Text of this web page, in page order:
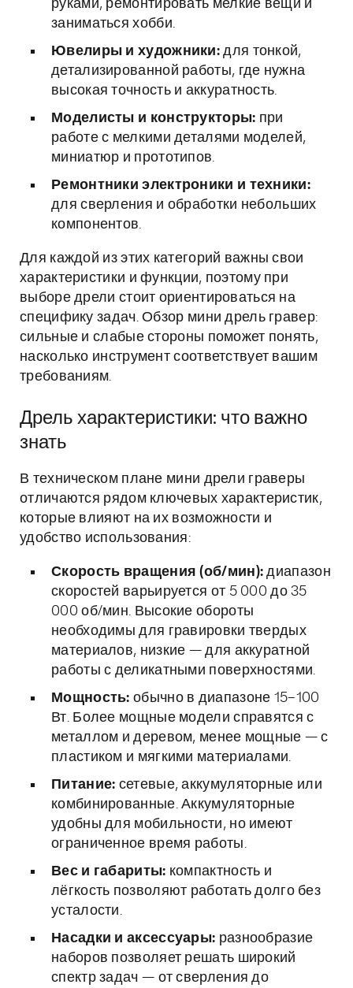
руками, ремонтировать мелкие вещи и
заниматься хобби.
Ювелиры и художники: для тонкой,
детализированной работы, где нужна
высокая точность и аккуратность.
Моделисты и конструкторы: при
работе с мелкими деталями моделей,
миниатюр и прототипов.
Ремонтники электроники и техники:
для сверления и обработки небольших
компонентов.
Для каждой из этих категорий важны свои
характеристики и функции, поэтому при
выборе дрели стоит ориентироваться на
специфику задач. Обзор мини дрель гравер:
сильные и слабые стороны поможет понять,
насколько инструмент соответствует вашим
требованиям.
Дрель характеристики: что важно
знать
В техническом плане мини дрели граверы
отличаются рядом ключевых характеристик,
которые влияют на их возможности и
удобство использования:
Скорость вращения (об/мин): диапазон
скоростей варьируется от 5 000 до 35
000 об/мин. Высокие обороты
необходимы для гравировки твердых
материалов, низкие — для аккуратной
работы с деликатными поверхностями.
Мощность: обычно в диапазоне 15–100
Вт. Более мощные модели справятся с
металлом и деревом, менее мощные — с
пластиком и мягкими материалами.
Питание: сетевые, аккумуляторные или
комбинированные. Аккумуляторные
удобны для мобильности, но имеют
ограниченное время работы.
Вес и габариты: компактность и
лёгкость позволяют работать долго без
усталости.
Насадки и аксессуары: разнообразие
наборов позволяет решать широкий
спектр задач — от сверления до